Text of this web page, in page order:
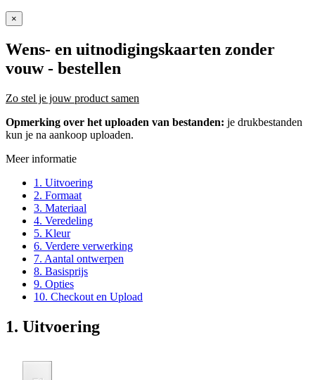
×
Wens- en uitnodigingskaarten zonder
vouw- bestellen
Zo stel je jouw product samen
Opmerking over het uploaden van bestanden: je drukbestanden
kun je na aankoop uploaden.
Meer informatie
1. Uitvoering
2. Formaat
3. Materiaal
4. Veredeling
5. Kleur
6. Verdere verwerking
7. Aantal ontwerpen
8. Basisprijs
9. Opties
10. Checkout en Upload
1. Uitvoering